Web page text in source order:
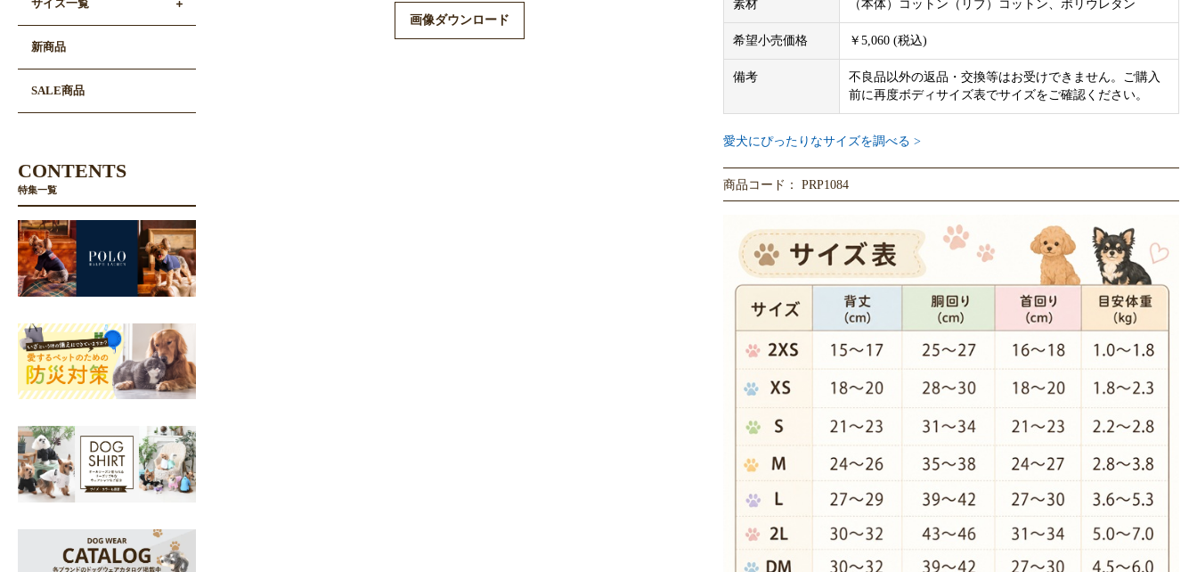
画像ダウンロード
素材 （本体）コットン（リブ）コットン、ポリウレタン
希望小売価格 ￥5,060 (税込)
備考
不良品以外の返品・交換等はお受けできません。ご購入
前に再度ボディサイズ表でサイズをご確認ください。
愛犬にぴったりなサイズを調べる >
商品コード： PRP1084
サイズ一覧
新商品
SALE商品
CONTENTS
特集一覧